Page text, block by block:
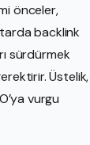
önceler,
backlink
sürdürmek
Üstelik,
vurgu